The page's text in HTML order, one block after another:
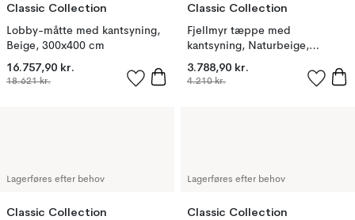
Classic Collection
Lobby-måtte med kantsyning,
Beige, 300x400 cm
16.757,90 kr.
18.621 kr.
Classic Collection
Fjellmyr tæppe med
kantsyning, Naturbeige,
140x200 cm
3.788,90 kr.
4.210 kr.
Lagerføres efter behov
Classic Collection
Lagerføres efter behov
Classic Collection